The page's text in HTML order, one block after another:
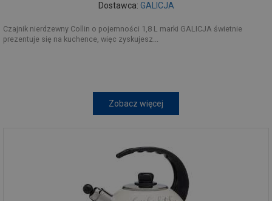
Dostawca: GALICJA
Czajnik nierdzewny Collin o pojemności 1,8 L marki GALICJA świetnie
prezentuje się na kuchence, więc zyskujesz...
Zobacz więcej